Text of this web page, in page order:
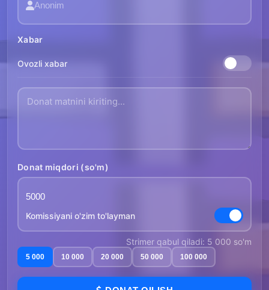
Xabar
Ovozli xabar
Donat miqdori (so'm)
Komissiyani o'zim to'layman
Strimer qabul qiladi: 5 000 so'm
5 000 10 000 20 000 50 000 100 000